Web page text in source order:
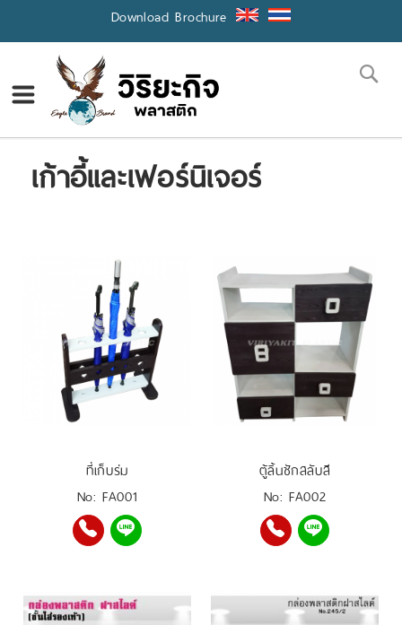
Skip
to
Download Brochure
เก้าอี้และเฟอร์นิเจอร์
ที่เก็บร่ม
No: FA001
ตู้ลิ้นชักสลับสี
No: FA002